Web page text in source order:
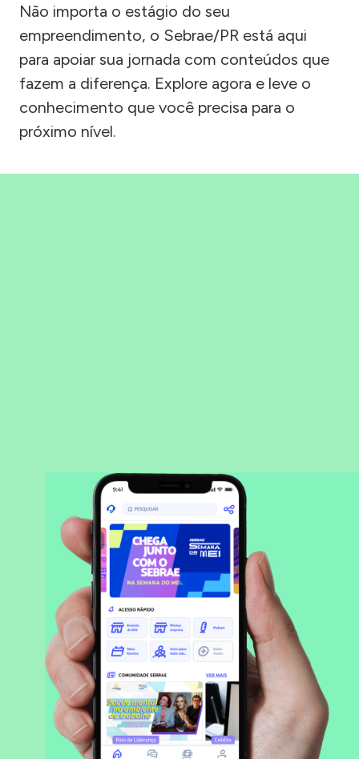
Não importa o estágio do seu
empreendimento, o Sebrae/PR está aqui
para apoiar sua jornada com conteúdos que
fazem a diferença. Explore agora e leve o
conhecimento que você precisa para o
próximo nível.